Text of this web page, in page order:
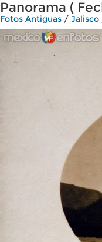
Panorama (
Fotos Antiguas / Jalisco